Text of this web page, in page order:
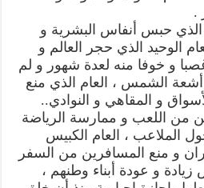
.
الذي حبس أنفاس البشرية و
الوحيد الذي حجر العالم و
و خوفا منه لعدة شهور و لم
الشمس ، العام الذي منع
و المقاهي و النوادي..
من اللعب و ممارسة الرياضة
الملاعب ، العام الكبيس
و منع المسافرين من السفر
و عودة أبناء وطنهم ،